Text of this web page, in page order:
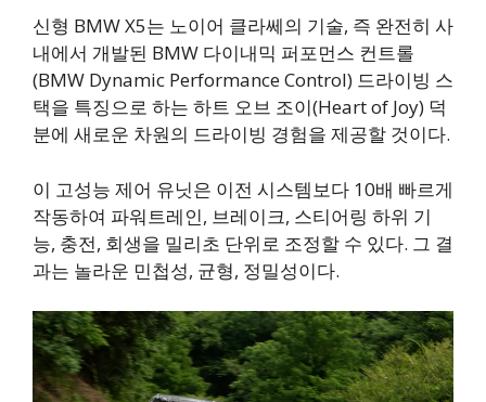
신형 BMW X5는 노이어 클라쎄의 기술, 즉 완전히 사
내에서 개발된 BMW 다이내믹 퍼포먼스 컨트롤
(BMW Dynamic Performance Control) 드라이빙 스
택을 특징으로 하는 하트 오브 조이(Heart of Joy) 덕
분에 새로운 차원의 드라이빙 경험을 제공할 것이다.
이 고성능 제어 유닛은 이전 시스템보다 10배 빠르게
작동하여 파워트레인, 브레이크, 스티어링 하위 기
능, 충전, 회생을 밀리초 단위로 조정할 수 있다. 그 결
과는 놀라운 민첩성, 균형, 정밀성이다.